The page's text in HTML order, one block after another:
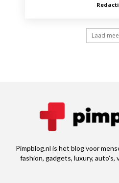
Laad
Pimpblog.nl is het blog voor
fashion, gadgets, luxury, auto's,